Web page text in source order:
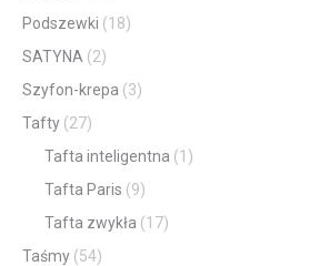
Podszewki (18)
SATYNA (2)
Szyfon-krepa (3)
Tafty (27)
Tafta inteligentna (1)
Tafta Paris (9)
Tafta zwykła (17)
Taśmy (54)